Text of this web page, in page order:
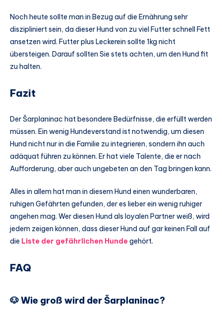
Noch heute sollte man in Bezug auf die Ernährung sehr
diszipliniert sein, da dieser Hund von zu viel Futter schnell Fett
ansetzen wird. Futter plus Leckerein sollte 1kg nicht
übersteigen. Darauf sollten Sie stets achten, um den Hund fit
zu halten.
Fazit
Der Šarplaninac hat besondere Bedürfnisse, die erfüllt werden
müssen. Ein wenig Hundeverstand ist notwendig, um diesen
Hund nicht nur in die Familie zu integrieren, sondern ihn auch
adäquat führen zu können. Er hat viele Talente, die er nach
Aufforderung, aber auch ungebeten an den Tag bringen kann.
Alles in allem hat man in diesem Hund einen wunderbaren,
ruhigen Gefährten gefunden, der es lieber ein wenig ruhiger
angehen mag. Wer diesen Hund als loyalen Partner weiß, wird
jedem zeigen können, dass dieser Hund auf gar keinen Fall auf
die Liste der gefährlichen Hunde gehört.
FAQ
🐶 Wie groß wird der Šarplaninac?